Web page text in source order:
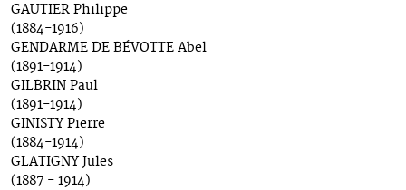
GAUTIER Philippe
(1884-1916)
GENDARME DE BÉVOTTE Abel
(1891-1914)
GILBRIN Paul
(1891-1914)
GINISTY Pierre
(1884-1914)
GLATIGNY Jules
(1887 - 1914)